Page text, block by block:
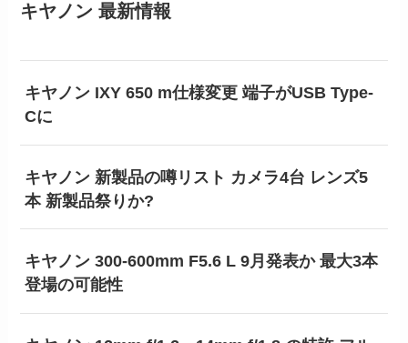
キヤノン 最新情報
キヤノン IXY 650 m仕様変更 端子がUSB Type-
Cに
キヤノン 新製品の噂リスト カメラ4台 レンズ5
本 新製品祭りか?
キヤノン 300-600mm F5.6 L 9月発表か 最大3本
登場の可能性